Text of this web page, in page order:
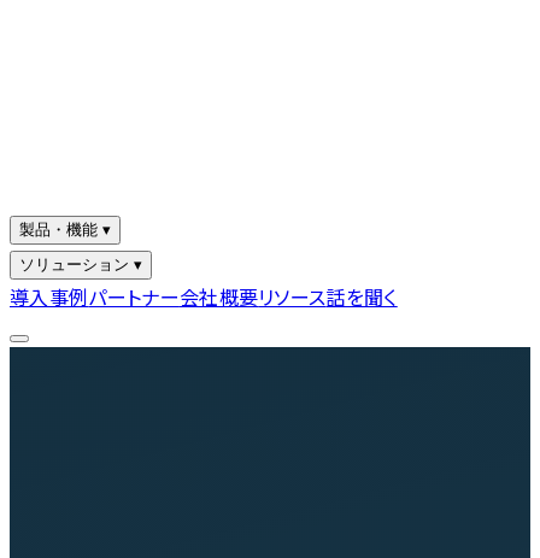
製品・機能 ▾
ソリューション ▾
導入事例パートナー会社概要リソース話を聞く